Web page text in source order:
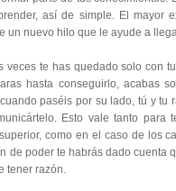
así de simple. El mayor
un nuevo hilo que le ayude a
te has quedado solo con
hasta conseguirlo, acabas
paséis por su lado, tú y
Esto vale tanto para
como en el caso de los
poder te habrás dado cuenta
tener razón.